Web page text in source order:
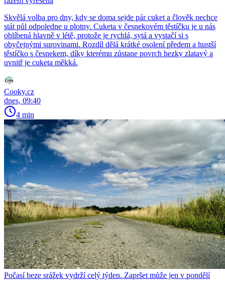
Skvělá volba pro dny, kdy se doma sejde pár cuket a člověk nechce
stát půl odpoledne u plotny. Cuketa v česnekovém těstíčku je u nás
oblíbená hlavně v létě, protože je rychlá, sytá a vystačí si s
obyčejnými surovinami. Rozdíl dělá krátké osolení předem a hustší
těstíčko s česnekem, díky kterému zůstane povrch hezky zlatavý a
uvnitř je cuketa měkká.
Cooky.cz
dnes, 09:40
4 min
Počasí beze srážek vydrží celý týden. Zapršet může jen v pondělí